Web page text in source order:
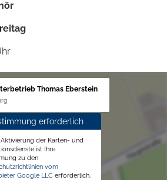
Thomas Eberstein
erforderlich
der Karten- und
ist Ihre
zu den
vom
Google LLC erforderlich.